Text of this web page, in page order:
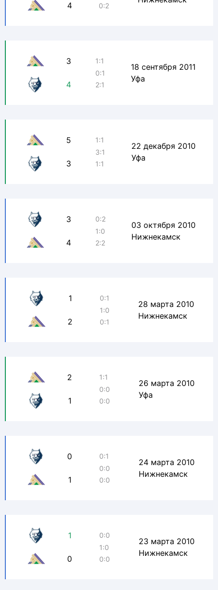
4
0:2
3
4
1:1
0:1
2:1
18 сентября 2011
Уфа
5
3
1:1
3:1
1:1
22 декабря 2010
Уфа
3
4
0:2
1:0
2:2
03 октября 2010
Нижнекамск
1
2
0:1
1:0
0:1
28 марта 2010
Нижнекамск
2
1
1:1
0:0
0:0
26 марта 2010
Уфа
0
1
0:1
0:0
0:0
24 марта 2010
Нижнекамск
1
0
0:0
1:0
0:0
23 марта 2010
Нижнекамск